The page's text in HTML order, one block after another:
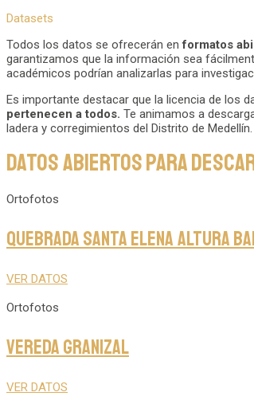
Datasets
Todos los datos se ofrecerán enformatos
garantizamos que la información sea
académicos podrían analizarlas para
Es importante destacar que la licencia de los
pertenecen a todos. Te animamos a
ladera y corregimientos del Distrito de Medellín.
DATOS ABIERTOS PARA
Ortofotos
Quebrada Santa Elena altura
VER DATOS
Ortofotos
Vereda Granizal
VER DATOS